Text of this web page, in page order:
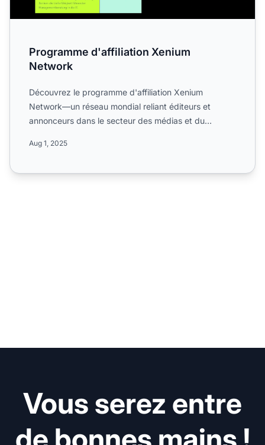
Programme d'affiliation Xenium
Network
Découvrez le programme d'affiliation Xenium
Network—un réseau mondial reliant éditeurs et
annonceurs dans le secteur des médias et du
Aug 1, 2025
Vous serez entre